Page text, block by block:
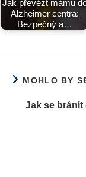
Jak převézt mámu
Alzheimer centra:
Bezpečný a…
MOHLO BY
Jak se bránit